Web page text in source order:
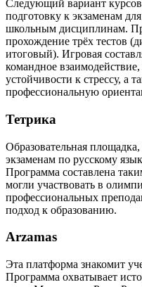
Следующий вариант
подготовку к экзаменам
школьным дисциплинам.
прохождение трёх тестов
итоговый). Игровая
командное
устойчивости к стрессу, а
профессиональную
Тетрика
Образовательная
экзаменам по русскому
Программа составлена
могли участвовать в
профессиональных
подход к образованию.
Arzamas
Эта платформа знакомит
Программа охватывает